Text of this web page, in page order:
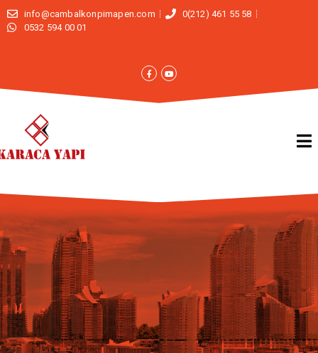
info@cambalkonpimapen.com
0(212) 461 55 58
0532 594 00 01